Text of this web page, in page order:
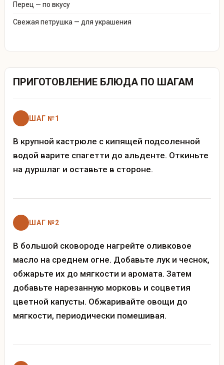
Перец — по вкусу
Свежая петрушка — для украшения
ПРИГОТОВЛЕНИЕ БЛЮДА ПО ШАГАМ
ШАГ №1
В крупной кастрюле с кипящей подсоленной
водой варите спагетти до альденте. Откиньте
на дуршлаг и оставьте в стороне.
ШАГ №2
В большой сковороде нагрейте оливковое
масло на среднем огне. Добавьте лук и чеснок,
обжарьте их до мягкости и аромата. Затем
добавьте нарезанную морковь и соцветия
цветной капусты. Обжаривайте овощи до
мягкости, периодически помешивая.